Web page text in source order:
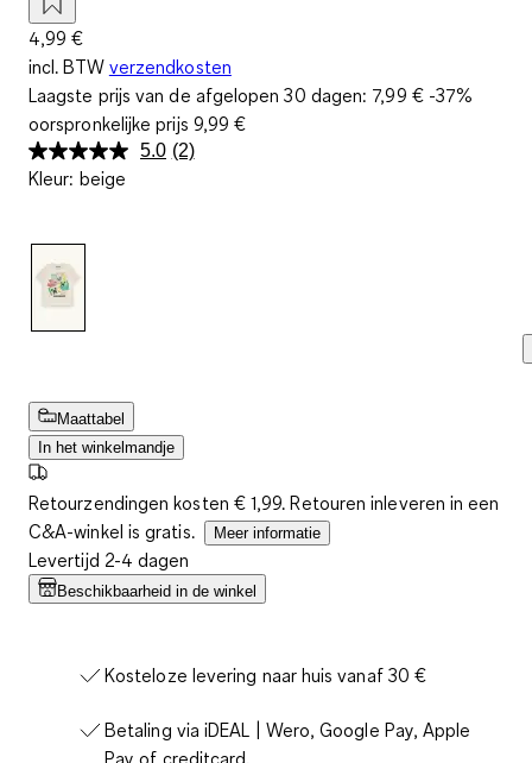
4,99 €
incl. BTW verzendkosten
Laagste prijs van de afgelopen 30 dagen: 7,99 €-37%
oorspronkelijke prijs 9,99 €
5.0 Lees
(2)
Kleur: beige
Maattabel
In het winkelmandje
Retourzendingen kosten € 1,99. Retouren inleveren in een
C&A-winkel is gratis.
Meer informatie
Levertijd 2-4 dagen
Beschikbaarheid in de winkel
Kosteloze levering naar huis vanaf 30 €
Betaling via iDEAL | Wero, Google Pay, Apple
Pay of creditcard.